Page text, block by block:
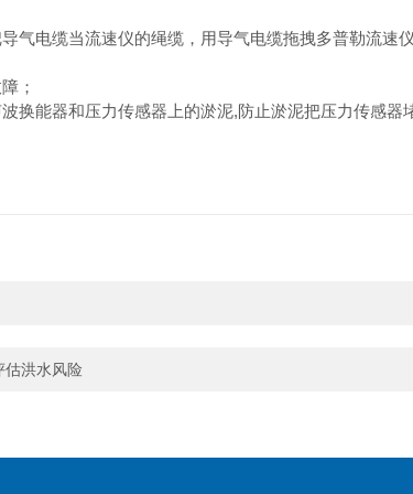
气电缆当流速仪的绳缆，用导气电缆拖拽多普勒流速仪
；
换能器和压力传感器上的淤泥,防止淤泥把压力传感器
洪水风险